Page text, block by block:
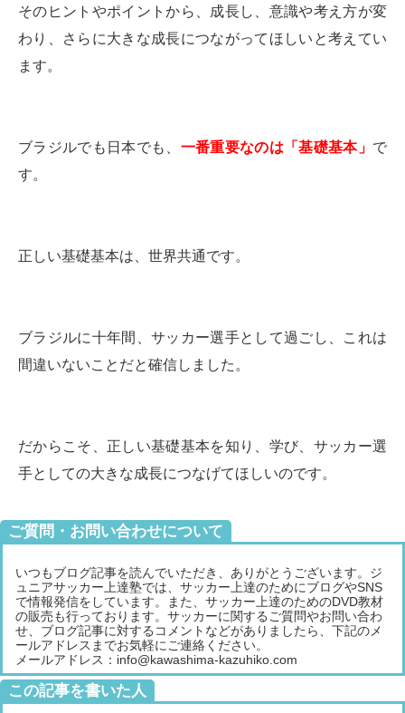
そのヒントやポイントから、成長し、意識や考え方が変
わり、さらに大きな成長につながってほしいと考えてい
ます。
ブラジルでも日本でも、 一番重要なのは「基礎基本」 で
す。
正しい基礎基本は、世界共通です。
ブラジルに十年間、サッカー選手として過ごし、これは
間違いないことだと確信しました。
だからこそ、正しい基礎基本を知り、学び、サッカー選
手としての大きな成長につなげてほしいのです。
ご質問・お問い合わせについて
いつもブログ記事を読んでいただき、ありがとうございます。ジ
ュニアサッカー上達塾では、サッカー上達のためにブログやSNS
で情報発信をしています。また、サッカー上達のためのDVD教材
の販売も行っております。サッカーに関するご質問やお問い合わ
せ、ブログ記事に対するコメントなどがありましたら、下記のメ
ールアドレスまでお気軽にご連絡ください。
メールアドレス：info@kawashima-kazuhiko.com
この記事を書いた人